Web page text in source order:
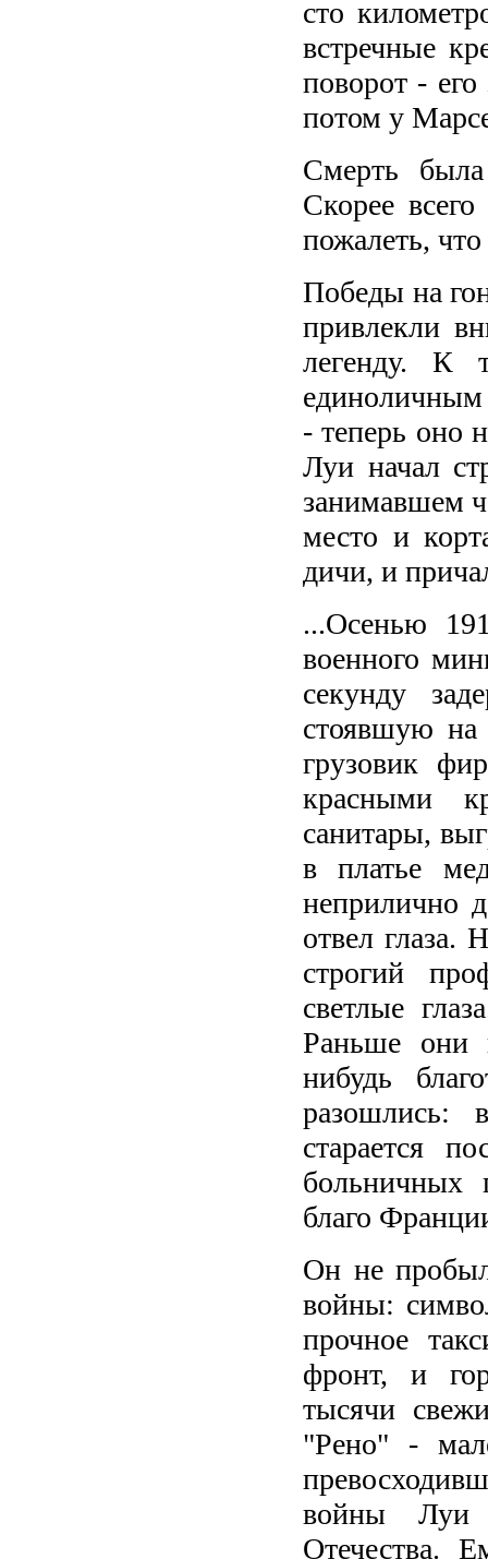
сто
встречные
поворот -
потом у
Смерть
Скорее
пожалеть,
Победы на
привлекли
легенду. К
единоличным
- теперь оно
Луи начал
занимавшем
место и
дичи, и
...Осенью
военного
секунду
стоявшую
грузовик
красными
санитары,
в платье
неприлично
отвел глаза.
строгий
светлые
Раньше они
нибудь
разошлись:
старается
больничных
благо
Он не
войны:
прочное
фронт, и
тысячи
"Рено" -
войны Луи
Отечества.